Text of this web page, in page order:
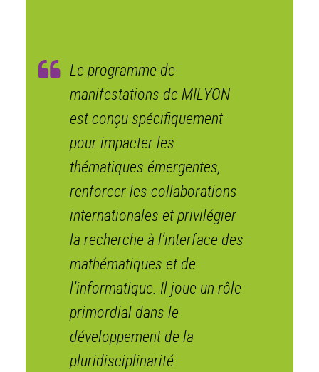
Le programme de
manifestations de MILYON
est conçu spécifiquement
pour impacter les
thématiques émergentes,
renforcer les collaborations
internationales et privilégier
la recherche à l’interface des
mathématiques et de
l’informatique. Il joue un rôle
primordial dans le
développement de la
pluridisciplinarité